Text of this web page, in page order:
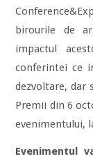
birourile de
impactul
conferintei ce
dezvoltare, dar
Premii din 6
evenimentului,
Evenimentul